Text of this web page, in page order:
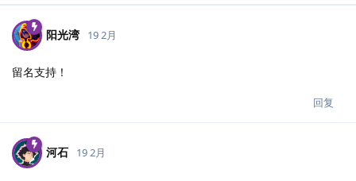
阳光湾 19 2月
留名支持！
回复
河石 19 2月